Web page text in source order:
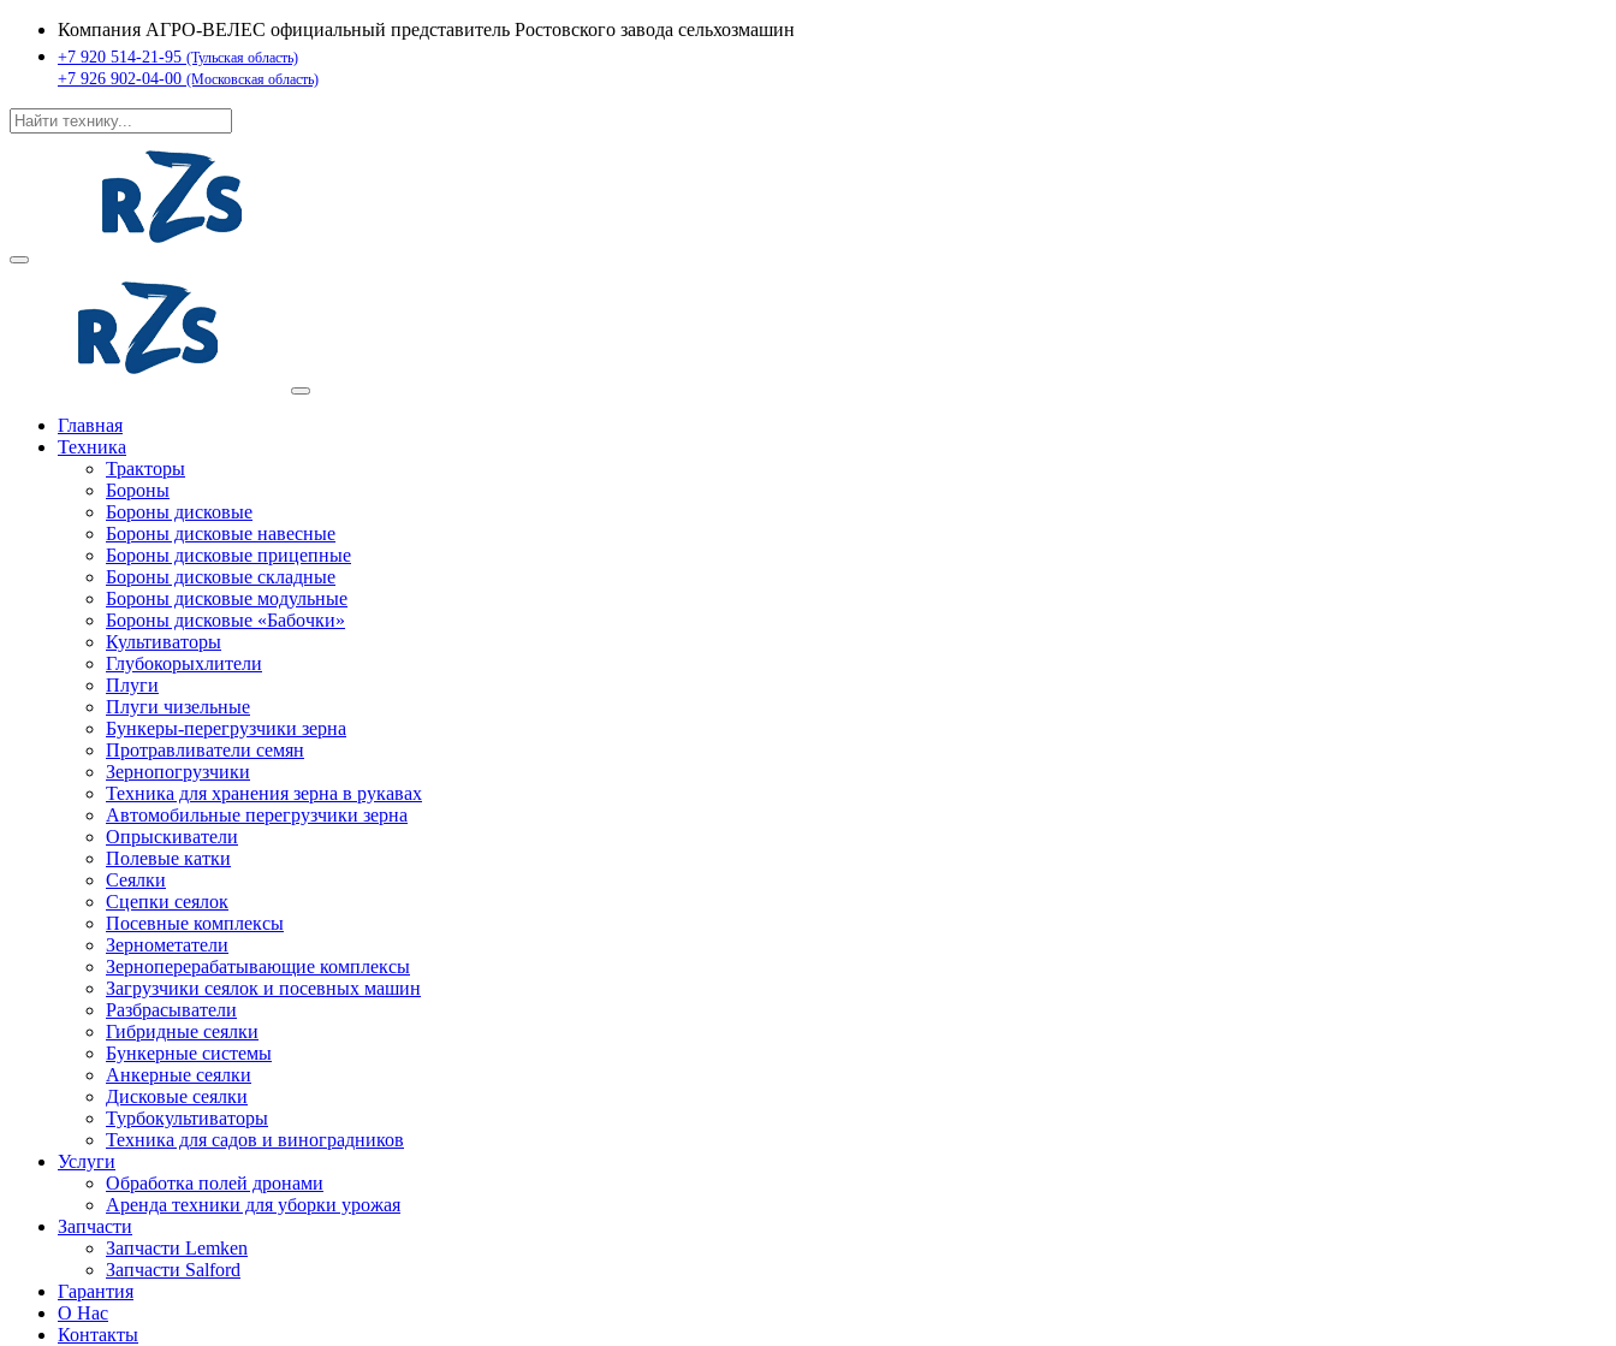
Компания АГРО-ВЕЛЕС официальный представитель Ростовского завода сельхозмашин
+7 920 514-21-95 (Тульская область)
+7 926 902-04-00 (Московская область)
Главная
Техника
Тракторы
Бороны
Бороны дисковые
Бороны дисковые навесные
Бороны дисковые прицепные
Бороны дисковые складные
Бороны дисковые модульные
Бороны дисковые «Бабочки»
Культиваторы
Глубокорыхлители
Плуги
Плуги чизельные
Бункеры-перегрузчики зерна
Протравливатели семян
Зернопогрузчики
Техника для хранения зерна в рукавах
Автомобильные перегрузчики зерна
Опрыскиватели
Полевые катки
Сеялки
Сцепки сеялок
Посевные комплексы
Зернометатели
Зерноперерабатывающие комплексы
Загрузчики сеялок и посевных машин
Разбрасыватели
Гибридные сеялки
Бункерные системы
Анкерные сеялки
Дисковые сеялки
Турбокультиваторы
Техника для садов и виноградников
Услуги
Обработка полей дронами
Аренда техники для уборки урожая
Запчасти
Запчасти Lemken
Запчасти Salford
Гарантия
О Нас
Контакты